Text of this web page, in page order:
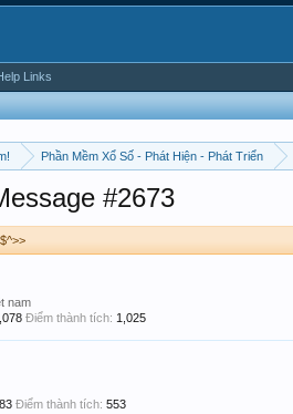
Phần Mềm Xổ Số - Phát Hiện - Phát Triển
#2673
nam
Điểm thành tích: 1,025
Điểm thành tích: 553
Links